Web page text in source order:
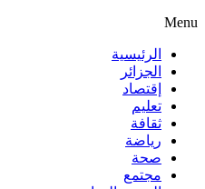
Menu
الرئيسية
الجزائر
إقتصاد
تعليم
ثقافة
رياضة
صحة
مجتمع